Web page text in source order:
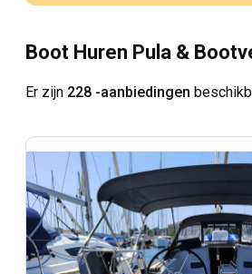
Boot Huren Pula &
Er zijn 228 -aanbiedingen